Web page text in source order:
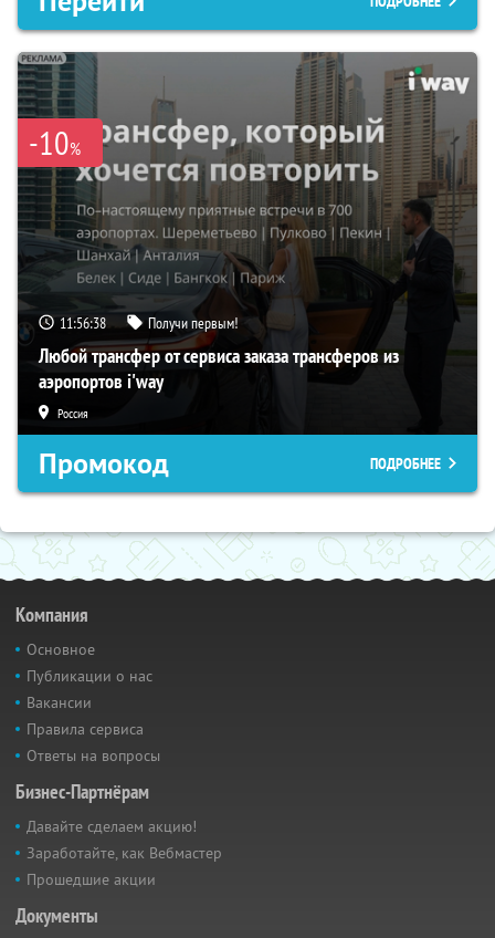
-10%
11:56:37 Получи первым!
Любой трансфер от сервиса заказа трансферов из
аэропортов i'way
Россия
Промокод ПОДРОБНЕЕ
Компания
Основное
Публикации о нас
Вакансии
Правила сервиса
Ответы на вопросы
Бизнес-Партнёрам
Давайте сделаем акцию!
Заработайте, как Вебмастер
Прошедшие акции
Документы